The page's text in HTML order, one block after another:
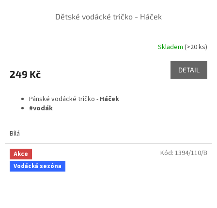
Dětské vodácké tričko - Háček
Skladem (>20 ks)
249 Kč DETAIL
Pánské vodácké tričko - Háček
#vodák
Bílá
Akce
Vodácká sezóna
Kód: 1394/110/B